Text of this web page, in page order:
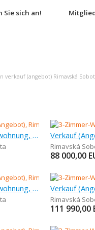
Sie sich an!
verkauf (angebot) Rimavská
Verkauf (Angebot), 3-zimmer-wohnung, 72 m
Rimavská
88 000,00
Verkauf (Angebot), 3-zimmer-wohnung, 84 m
Rimavská
111 990,00